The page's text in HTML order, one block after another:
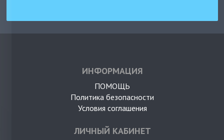
ИНФОРМАЦИЯ
ПОМОЩЬ
Политика безопасности
Условия соглашения
ЛИЧНЫЙ КАБИНЕТ